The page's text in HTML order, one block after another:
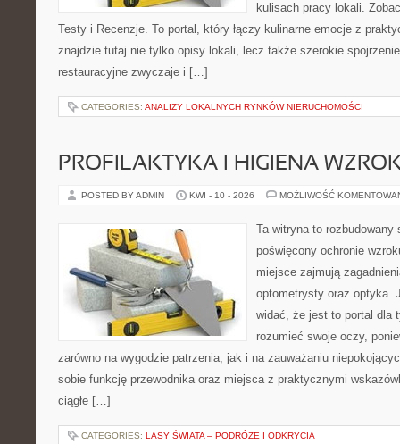
kulisach pracy lokali.
Testy i Recenzje. To portal, który łączy kulinarne emocje z
znajdzie tutaj nie tylko opisy lokali, lecz także szerokie
restauracyjne zwyczaje i […]
CATEGORIES: ANALIZY LOKALNYCH RYNKÓW NIERUCHOMOŚCI
PROFILAKTYKA I HIGIENA
POSTED BY ADMIN KWI - 10 - 2026 MOŻLIWOŚĆ
Ta witryna to rozbudowany
poświęcony ochronie
miejsce zajmują
optometrysty oraz optyka.
widać, że jest to portal dla
rozumieć swoje oczy,
zarówno na wygodzie patrzenia, jak i na zauważaniu
sobie funkcję przewodnika oraz miejsca z praktycznymi
ciągłe […]
CATEGORIES: LASY ŚWIATA – PODRÓŻE I ODKRYCIA